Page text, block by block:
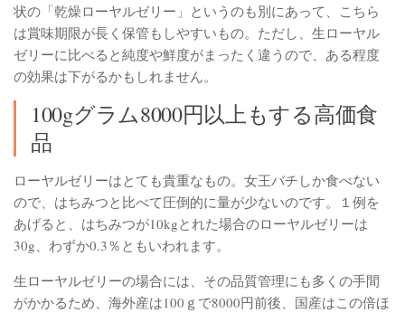
状の「乾燥ローヤルゼリー」というのも別にあって、こちら
は賞味期限が長く保管もしやすいもの。ただし、生ローヤル
ゼリーに比べると純度や鮮度がまったく違うので、ある程度
の効果は下がるかもしれません。
100gグラム8000円以上もする高価食
品
ローヤルゼリーはとても貴重なもの。女王バチしか食べない
ので、はちみつと比べて圧倒的に量が少ないのです。１例を
あげると、はちみつが10kgとれた場合のローヤルゼリーは
30g、わずか0.3％ともいわれます。
生ローヤルゼリーの場合には、その品質管理にも多くの手間
がかかるため、海外産は100ｇで8000円前後、国産はこの倍ほ